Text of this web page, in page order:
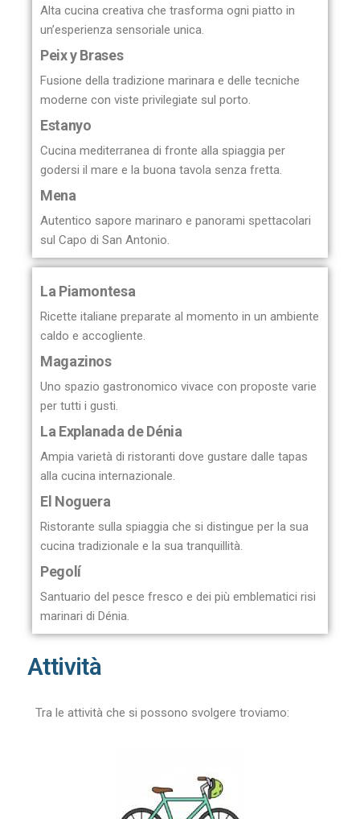
Alta cucina creativa che trasforma ogni piatto in
un’esperienza sensoriale unica.
Peix y Brases
Fusione della tradizione marinara e delle tecniche
moderne con viste privilegiate sul porto.
Estanyo
Cucina mediterranea di fronte alla spiaggia per
godersi il mare e la buona tavola senza fretta.
Mena
Autentico sapore marinaro e panorami spettacolari
sul Capo di San Antonio.
La Piamontesa
Ricette italiane preparate al momento in un ambiente
caldo e accogliente.
Magazinos
Uno spazio gastronomico vivace con proposte varie
per tutti i gusti.
La Explanada de Dénia
Ampia varietà di ristoranti dove gustare dalle tapas
alla cucina internazionale.
El Noguera
Ristorante sulla spiaggia che si distingue per la sua
cucina tradizionale e la sua tranquillità.
Pegolí
Santuario del pesce fresco e dei più emblematici risi
marinari di Dénia.
Attività
Tra le attività che si possono svolgere troviamo: